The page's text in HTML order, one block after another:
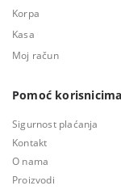
Korpa
Kasa
Moj račun
Pomoć korisnicima
Sigurnost plaćanja
Kontakt
O nama
Proizvodi